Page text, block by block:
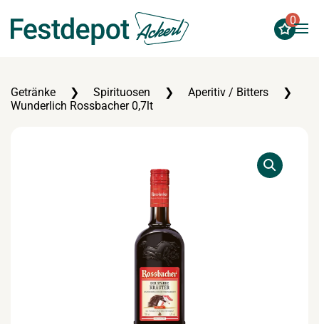
Zum Hauptinhalt springen
0
Getränke Spirituosen
Aperitiv / Bitters
Wunderlich Rossbacher 0,7lt